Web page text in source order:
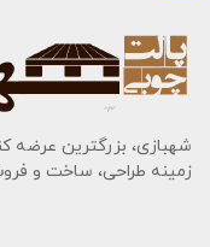
شهبازی، بزرگترین عرضه
زمینه طراحی، ساخت و